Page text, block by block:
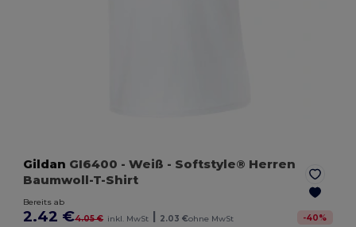
Gildan GI6400 - Weiß - Softstyle® Herren
Baumwoll-T-Shirt
Bereits ab
2.42 €4.05 € inkl. MwSt | 2.03 €ohne MwSt -40%